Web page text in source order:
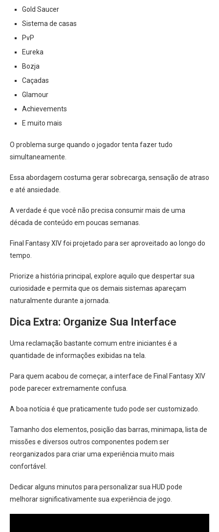
Gold Saucer
Sistema de casas
PvP
Eureka
Bozja
Caçadas
Glamour
Achievements
E muito mais
O problema surge quando o jogador tenta fazer tudo
simultaneamente.
Essa abordagem costuma gerar sobrecarga, sensação de atraso
e até ansiedade.
A verdade é que você não precisa consumir mais de uma
década de conteúdo em poucas semanas.
Final Fantasy XIV foi projetado para ser aproveitado ao longo do
tempo.
Priorize a história principal, explore aquilo que despertar sua
curiosidade e permita que os demais sistemas apareçam
naturalmente durante a jornada.
Dica Extra: Organize Sua Interface
Uma reclamação bastante comum entre iniciantes é a
quantidade de informações exibidas na tela.
Para quem acabou de começar, a interface de Final Fantasy XIV
pode parecer extremamente confusa.
A boa notícia é que praticamente tudo pode ser customizado.
Tamanho dos elementos, posição das barras, minimapa, lista de
missões e diversos outros componentes podem ser
reorganizados para criar uma experiência muito mais
confortável.
Dedicar alguns minutos para personalizar sua HUD pode
melhorar significativamente sua experiência de jogo.